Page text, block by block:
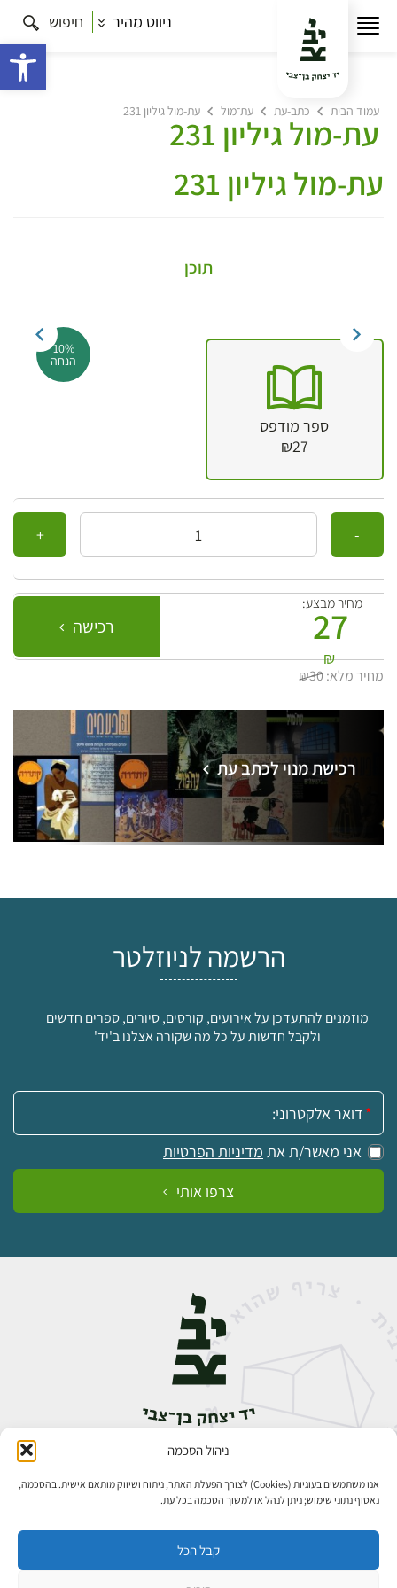
ניהול הסכמה
אנו משתמשים בעוגיות (Cookies) לצורך הפעלת האתר, ניתוח ושיווק מותאם אישית. בהסכמה,
נאסוף נתוני שימוש; ניתן לנהל או למשוך הסכמה בכל עת.
קבל הכל
ניווט מהיר חיפוש
עמוד הבית כתב-עת עת־מול עת-מול גיליון 231
עת-מול גיליון 231
עת-מול גיליון 231
תוכן
10%
הנחה
ספר מודפס
₪27
כמות
מחיר מבצע:
27
₪
רכישה
מחיר מלא:₪30
רכישת מנוי לכתב עת
הרשמה לניוזלטר
מוזמנים להתעדכן על אירועים, קורסים, סיורים, ספרים חדשים
ולקבל חדשות על כל מה שקורה אצלנו ב'יד'
אימייל:
אני מאשר/ת את מדיניות הפרטיות
צרפו אותי
אבן גבירול 14, רחביה, ירושלים